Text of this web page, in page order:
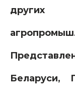
Беларуси,